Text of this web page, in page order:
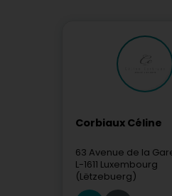
Corbiaux Céline
63 Avenue de la
L-1611 Luxembourg
(Lëtzebuerg)